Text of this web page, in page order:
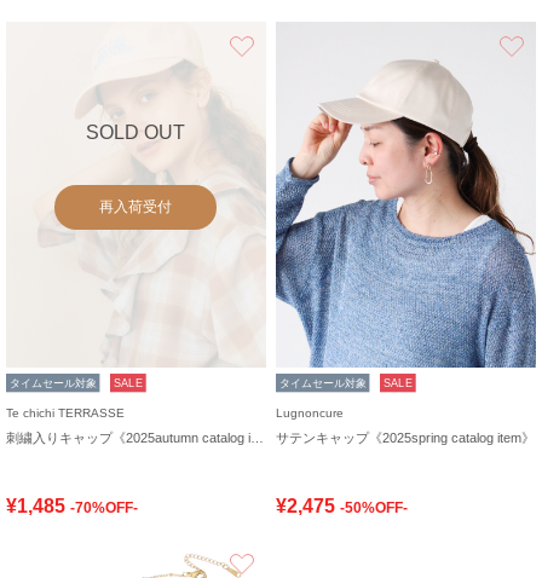
SOLD OUT
再入荷受付
タイムセール対象 SALE
Te chichi TERRASSE
¥1,485 -70%OFF-
タイムセール対象 SALE
Lugnoncure
サテンキャップ《2025spring catalog item》
¥2,475 -50%OFF-